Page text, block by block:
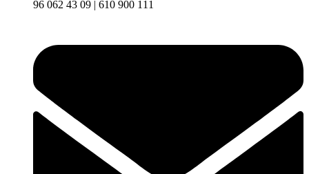
96 062 43 09 | 610 900 111